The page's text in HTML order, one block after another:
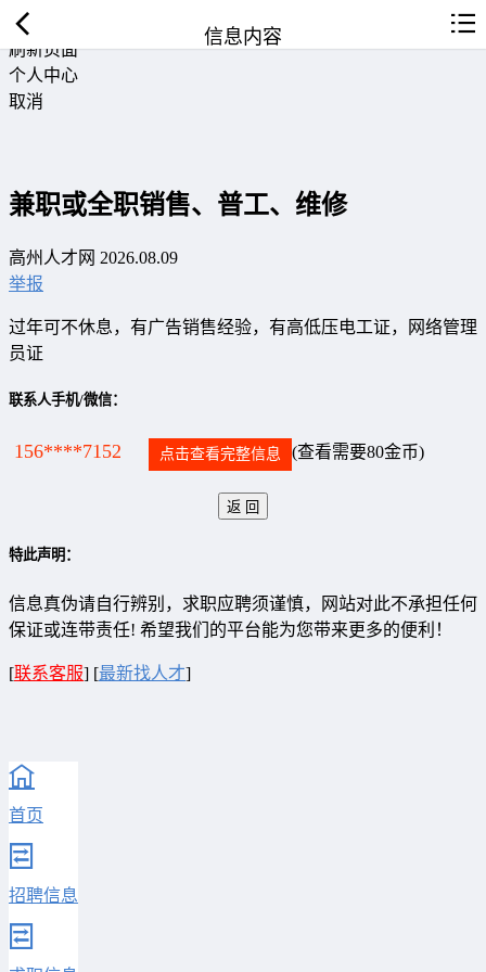
返回首页
刷新页面
个人中心
取消
信息内容
兼职或全职销售、普工、维修
高州人才网 2026.08.09
举报
过年可不休息，有广告销售经验，有高低压电工证，网络管理
员证
联系人手机/微信：
156****7152 点击查看完整信息 (查看需要80金币)
特此声明：
信息真伪请自行辨别，求职应聘须谨慎，网站对此不承担任何
保证或连带责任! 希望我们的平台能为您带来更多的便利！
[联系客服] [最新找人才]
首页
招聘信息